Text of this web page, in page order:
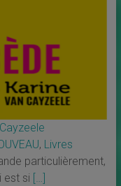
, Livres
particulièrement,
est si […]